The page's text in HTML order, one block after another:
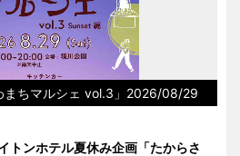
まちマルシェ vol.3」2026/08/29
トンホテル夏休み企画「たからさ